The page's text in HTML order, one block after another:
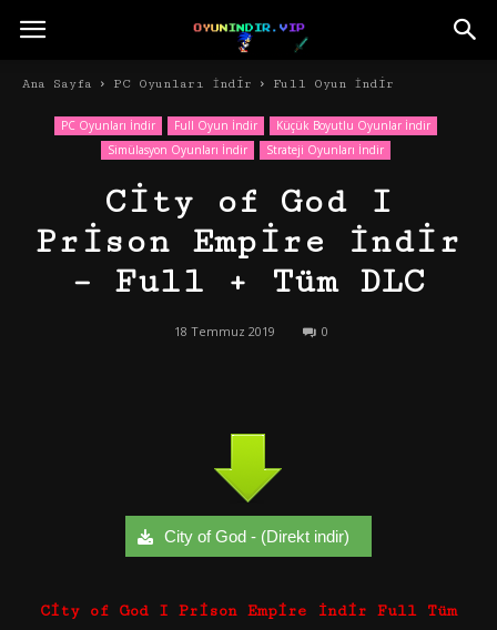
Ana Sayfa PC Oyunları İndir Full Oyun İndir
PC Oyunları İndir Full Oyun İndir
Küçük Boyutlu Oyunlar İndir
Simülasyon Oyunları İndir
Strateji Oyunları İndir
City of God I
Prison Empire İndir
– Full + Tüm DLC
18 Temmuz 2019 0
City of God - (Direkt indir)
City of God I Prison Empire İndir Full Tüm